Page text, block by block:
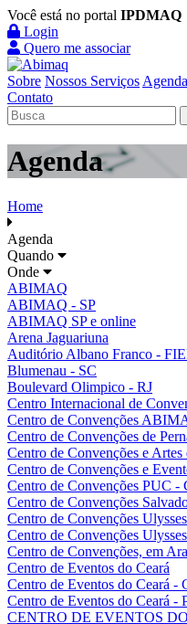
Você está no portal IPDMAQ
Login
Quero me associar
Sobre Nossos Serviços Agenda
Contato
Agenda
Home
Agenda
Quando
Onde
ABIMAQ
ABIMAQ - SP
ABIMAQ SP e online
Arena Jaguariuna
Auditório Albano Franco -
Blumenau - SC
Boulevard Olimpico - RJ
Centro Internacional de
Centro de Convenções
Centro de Convenções de
Centro de Convenções e
Centro de Convenções e
Centro de Convenções PUC -
Centro de Convenções
Centro de Convenções
Centro de Convenções
Centro de Convenções, em
Centro de Eventos do Ceará
Centro de Eventos do Ceará -
Centro de Eventos do Ceará -
CENTRO DE EVENTOS